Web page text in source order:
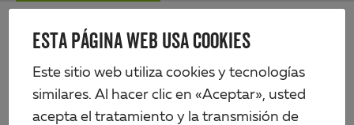
ESTA PÁGINA WEB USA COOKIES
Este sitio web utiliza cookies y tecnologías
similares. Al hacer clic en «Aceptar», usted
acepta el tratamiento y la transmisión de
Skip
content
Alberts
Productos Perfiles y chapas Perfiles de plástico Perfil cilíndrico